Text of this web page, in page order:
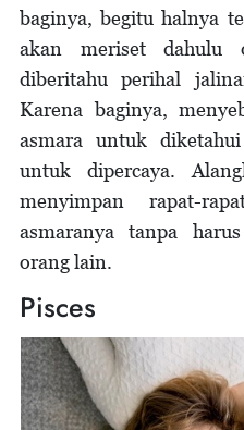
baginya, begitu halnya
akan meriset dahulu
diberitahu perihal
Karena baginya,
asmara untuk
untuk dipercaya.
menyimpan rapat-
asmaranya tanpa
orang lain.
Pisces